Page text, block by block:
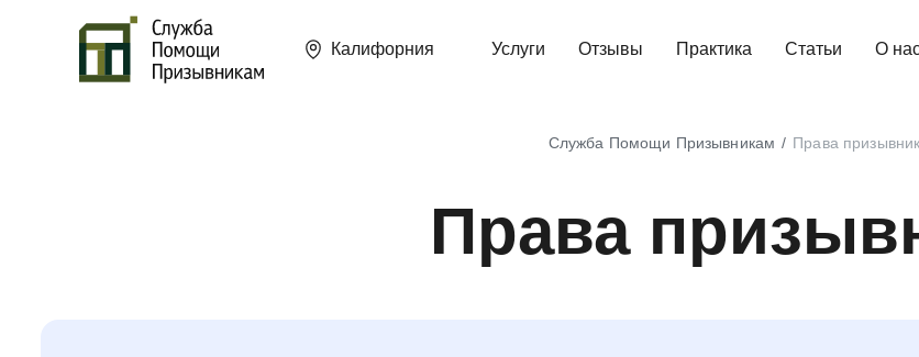
Калифорния Услуги Отзывы Практика Статьи О
Служба Помощи Призывникам Права
Права